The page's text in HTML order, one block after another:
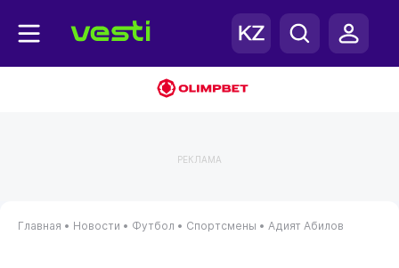
РЕКЛАМА
Главная • Новости • Футбол • Спортсмены • Адият Абилов